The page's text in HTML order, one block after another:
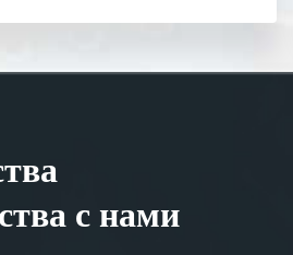
хочется отметить высокую
Вашей компании,
с нами